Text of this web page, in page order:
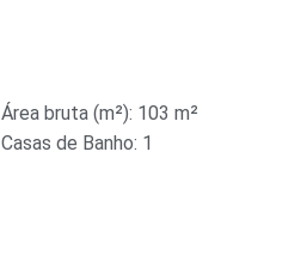
Área bruta (m²): 103 m²
Casas de Banho: 1